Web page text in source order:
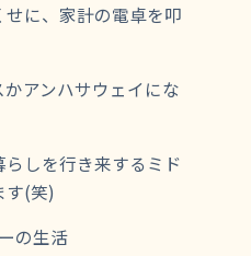
せに、家計の電卓を叩
アンハサウェイにな
しを行き来するミド
す(笑)
の生活